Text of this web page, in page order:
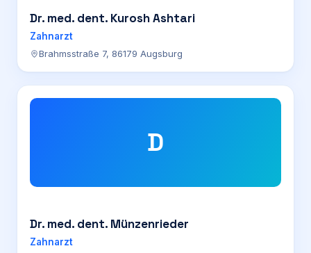
Dr. med. dent. Kurosh Ashtari
Zahnarzt
Brahmsstraße 7, 86179 Augsburg
D
Dr. med. dent. Münzenrieder
Zahnarzt